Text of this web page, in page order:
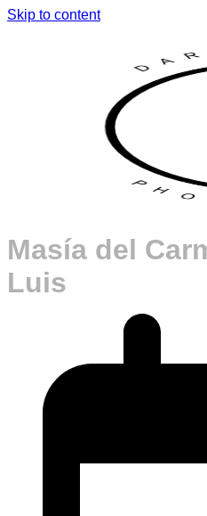
Skip to content
Masía del
Luis